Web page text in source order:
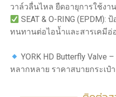
วาล์วลื่นไหล ยืดอายุการใช้งาน
SEAT & O-RING
ทนทานต่อไอน้ำและสารเคมีอ่
YORK HD Butterfly Valve
หลากหลาย ราคาสบายกระเป๋